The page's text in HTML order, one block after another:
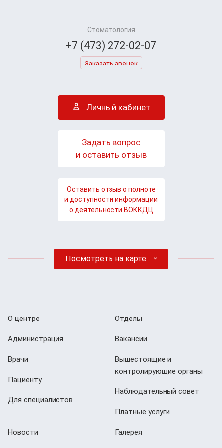
Стоматология
+7 (473) 272-02-07
Заказать звонок
Личный кабинет
Задать вопрос
и оставить отзыв
Оставить отзыв о полноте
и доступности информации
о деятельности ВОККДЦ
Посмотреть на карте
О центре
Администрация
Врачи
Пациенту
Для специалистов
Отделы
Вакансии
Вышестоящие и
контролирующие органы
Наблюдательный совет
Платные услуги
Новости Галерея